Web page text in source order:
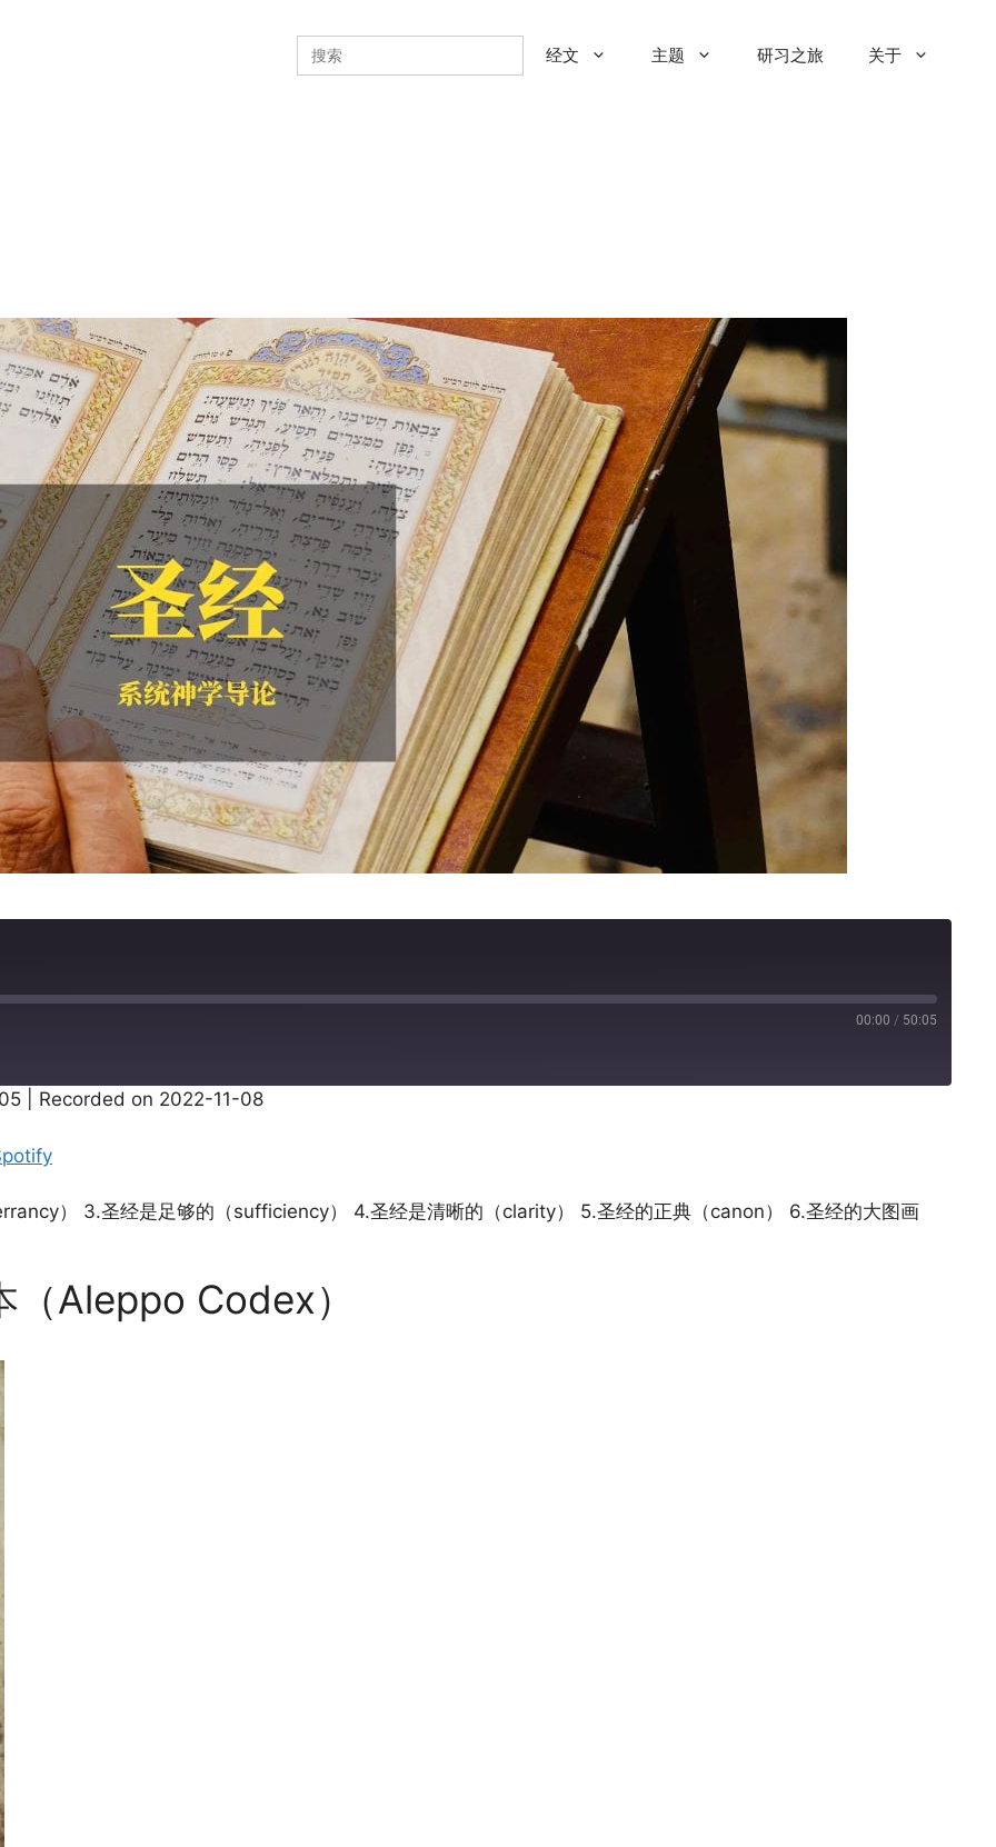
Search
for:
经文 主题 研习之旅 关于
00:00 / 50:05
Recorded on 2022-11-08
） 3.圣经是足够的（sufficiency） 4.圣经是清晰的（clarity） 5.圣经的正典（canon） 6.圣经的大图画
Aleppo Codex）